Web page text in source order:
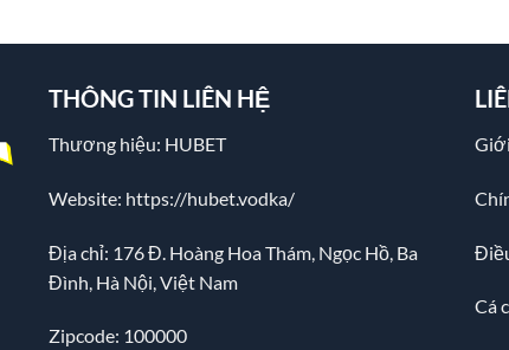
THÔNG TIN LIÊN HỆ
Thương hiệu: HUBET
Website: https://hubet.vodka/
Địa chỉ: 176 Đ. Hoàng Hoa Thám, Ngọc Hồ, Ba
Đình, Hà Nội, Việt Nam
Zipcode: 100000
Cá